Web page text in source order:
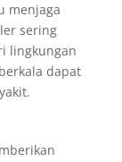
menjaga
sering
lingkungan
dapat